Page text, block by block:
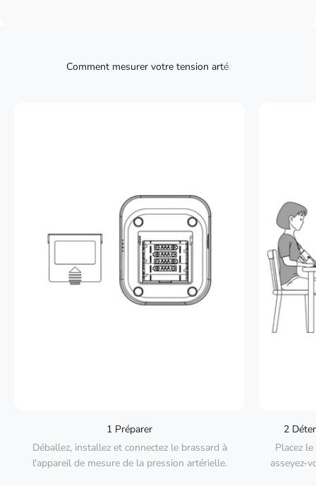
1 Préparer
Déballez, installez et connectez le brassard à
l'appareil de mesure de la pression artérielle.
2
Placez
asseyez-